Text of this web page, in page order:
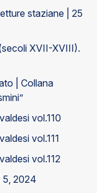
staziane | 25
XVII-XVIII).
| Collana
vol.110
vol.111
vol.112
5, 2024